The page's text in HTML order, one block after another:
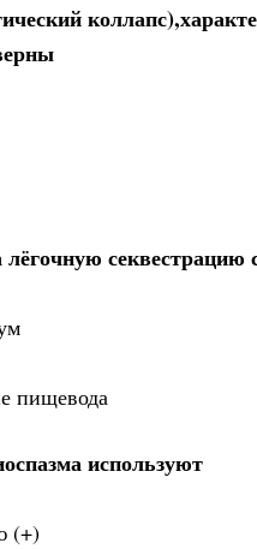
лёгочную
пищевода
используют
(+)